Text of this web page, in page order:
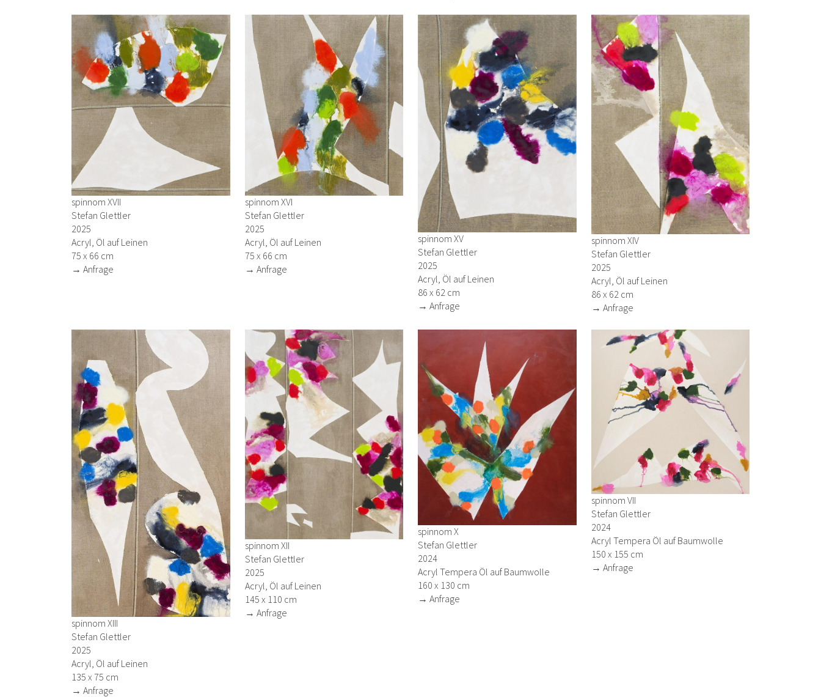
spinnom XVII
Stefan Glettler
2025
Acryl, Öl auf Leinen
75 x 66 cm
→ Anfrage
spinnom XVI
Stefan Glettler
2025
Acryl, Öl auf Leinen
75 x 66 cm
→ Anfrage
spinnom XV
Stefan Glettler
2025
Acryl, Öl auf Leinen
86 x 62 cm
→ Anfrage
spinnom XIV
Stefan Glettler
2025
Acryl, Öl auf Leinen
86 x 62 cm
→ Anfrage
spinnom XIII
Stefan Glettler
2025
Acryl, Öl auf Leinen
135 x 75 cm
→ Anfrage
spinnom XII
Stefan Glettler
2025
Acryl, Öl auf Leinen
145 x 110 cm
→ Anfrage
spinnom X
Stefan Glettler
2024
Acryl Tempera Öl auf Baumwolle
160 x 130 cm
→ Anfrage
spinnom VII
Stefan Glettler
2024
Acryl Tempera Öl auf Baumwolle
150 x 155 cm
→ Anfrage